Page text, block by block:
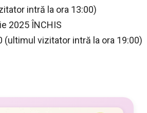
intră la ora 13:00)
2025 ÎNCHIS
(ultimul vizitator intră la ora 19:00)